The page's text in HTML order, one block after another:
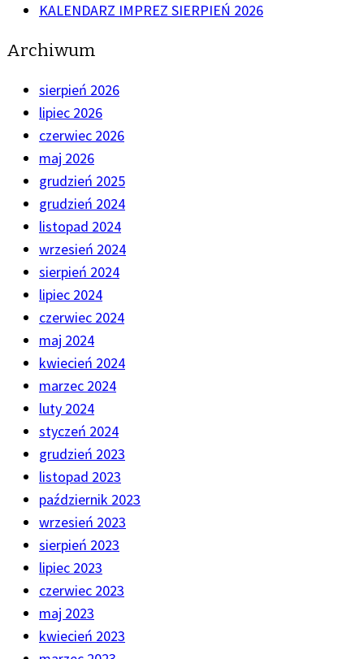
KALENDARZ IMPREZ SIERPIEŃ 2026
Archiwum
sierpień 2026
lipiec 2026
czerwiec 2026
maj 2026
grudzień 2025
grudzień 2024
listopad 2024
wrzesień 2024
sierpień 2024
lipiec 2024
czerwiec 2024
maj 2024
kwiecień 2024
marzec 2024
luty 2024
styczeń 2024
grudzień 2023
listopad 2023
październik 2023
wrzesień 2023
sierpień 2023
lipiec 2023
czerwiec 2023
maj 2023
kwiecień 2023